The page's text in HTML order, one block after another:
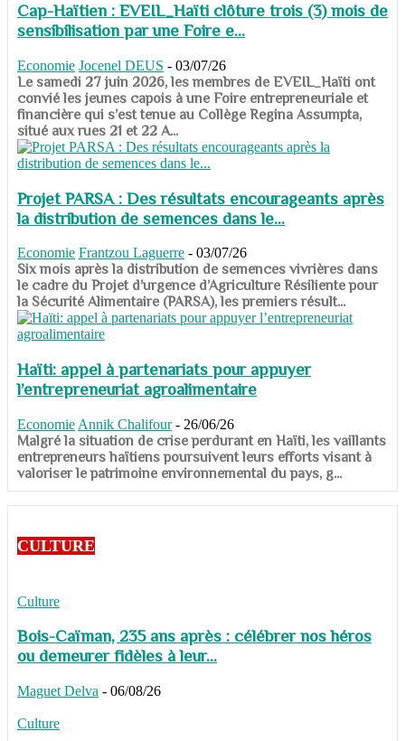
Cap-Haïtien : EVEIL_Haïti clôture trois (3) mois de
sensibilisation par une Foire e...
Economie Jocenel DEUS - 03/07/26
Le samedi 27 juin 2026, les membres de EVEIL_Haïti ont
convié les jeunes capois à une Foire entrepreneuriale et
financière qui s’est tenue au Collège Regina Assumpta,
situé aux rues 21 et 22 A...
Projet PARSA : Des résultats encourageants après
la distribution de semences dans le...
Economie Frantzou Laguerre - 03/07/26
​​​​​​​Six mois après la distribution de semences vivrières dans
le cadre du Projet d’urgence d’Agriculture Résiliente pour
la Sécurité Alimentaire (PARSA), les premiers résult...
Haïti: appel à partenariats pour appuyer
l’entrepreneuriat agroalimentaire
Economie Annik Chalifour - 26/06/26
​​​​​​​Malgré la situation de crise perdurant en Haïti, les vaillants
entrepreneurs haïtiens poursuivent leurs efforts visant à
valoriser le patrimoine environnemental du pays, g...
CULTURE
Culture
Bois-Caïman, 235 ans après : célébrer nos héros
ou demeurer fidèles à leur...
Maguet Delva - 06/08/26
Culture